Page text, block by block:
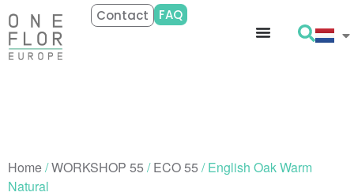
Contact FAQ
Home/WORKSHOP 55 /ECO 55 / English Oak Warm
Natural